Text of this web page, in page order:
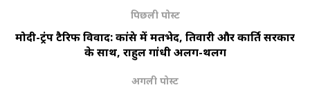
पिछली पोस्ट
मोदी-ट्रंप टैरिफ विवाद: कांग्रेस में मतभेद, तिवारी और कार्ति सरकार
के साथ, राहुल गांधी अलग-थलग
अगली पोस्ट